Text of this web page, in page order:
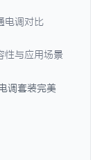
电调对比
性与应用场景
调套装完美